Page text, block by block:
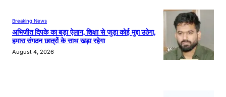
Breaking News
अभिजीत दिपके का बड़ा ऐलान, शिक्षा से जुड़ा कोई मुद्दा उठेगा,
हमारा संगठन छात्रों के साथ खड़ा रहेगा
August 4, 2026